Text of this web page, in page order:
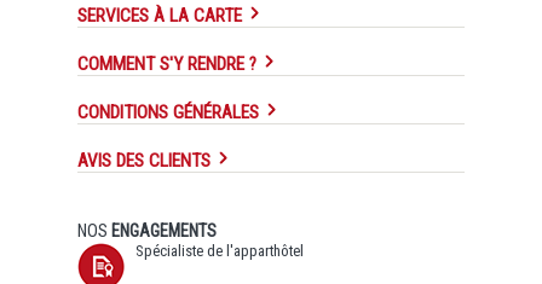
SERVICES À LA CARTE
COMMENT S'Y RENDRE ?
CONDITIONS GÉNÉRALES
AVIS DES CLIENTS
NOS ENGAGEMENTS
Spécialiste de l'apparthôtel